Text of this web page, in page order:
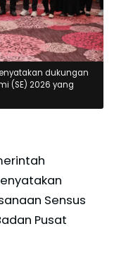
dukungan
(SE) 2026 yang
Sensus
Pusat